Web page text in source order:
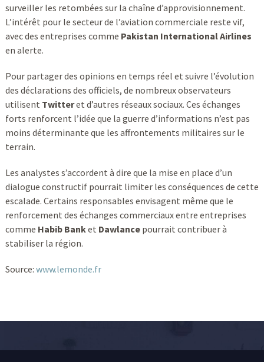
surveiller les retombées sur la chaîne d’approvisionnement.
L’intérêt pour le secteur de l’aviation commerciale reste vif,
avec des entreprises comme Pakistan International Airlines
en alerte.
Pour partager des opinions en temps réel et suivre l’évolution
des déclarations des officiels, de nombreux observateurs
utilisent Twitteret d’autres réseaux sociaux. Ces échanges
forts renforcent l’idée que la guerre d’informations n’est pas
moins déterminante que les affrontements militaires sur le
terrain.
Les analystes s’accordent à dire que la mise en place d’un
dialogue constructif pourrait limiter les conséquences de cette
escalade. Certains responsables envisagent même que le
renforcement des échanges commerciaux entre entreprises
comme Habib Banket Dawlancepourrait contribuer à
stabiliser la région.
Source: www.lemonde.fr